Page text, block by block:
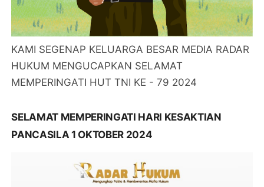
KAMI SEGENAP KELUARGA BESAR MEDIA RADAR
HUKUM MENGUCAPKAN SELAMAT
MEMPERINGATI HUT TNI KE - 79 2024
SELAMAT MEMPERINGATI HARI KESAKTIAN
PANCASILA 1 OKTOBER 2024